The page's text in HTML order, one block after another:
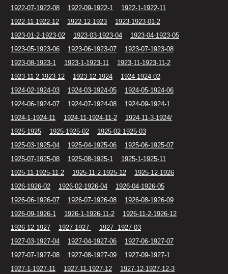
1922-07-1922-08
1922-09-1922-1
1922-1-1922-11
1922-11-1922-12
1922-12-1923
1923-1923-01-2
1923-01-2-1923-02
1923-03-1923-04
1923-04-1923-05
1923-05-1923-06
1923-06-1923-07
1923-07-1923-08
1923-08-1923-1
1923-1-1923-11
1923-11-1923-11-2
1923-11-2-1923-12
1923-12-1924
1924-1924-02
1924-02-1924-03
1924-03-1924-05
1924-05-1924-06
1924-06-1924-07
1924-07-1924-08
1924-09-1924-1
1924-1-1924-11
1924-11-1924-11-2
1924-11-3-1924/
1925-1925
1925-1925-02
1925-02-1925-03
1925-03-1925-04
1925-04-1925-06
1925-06-1925-07
1925-07-1925-08
1925-08-1925-1
1925-1-1925-11
1925-11-1925-11-2
1925-11-2-1925-12
1925-12-1926
1926-1926-02
1926-02-1926-04
1926-04-1926-05
1926-06-1926-07
1926-07-1926-08
1926-08-1926-09
1926-09-1926-1
1926-1-1926-11-2
1926-11-2-1926-12
1926-12-1927
1927-1927-
1927--1927-03
1927-03-1927-04
1927-04-1927-06
1927-06-1927-07
1927-07-1927-08
1927-08-1927-09
1927-09-1927-1
1927-1-1927-11
1927-11-1927-12 1927-12-1927-12-3